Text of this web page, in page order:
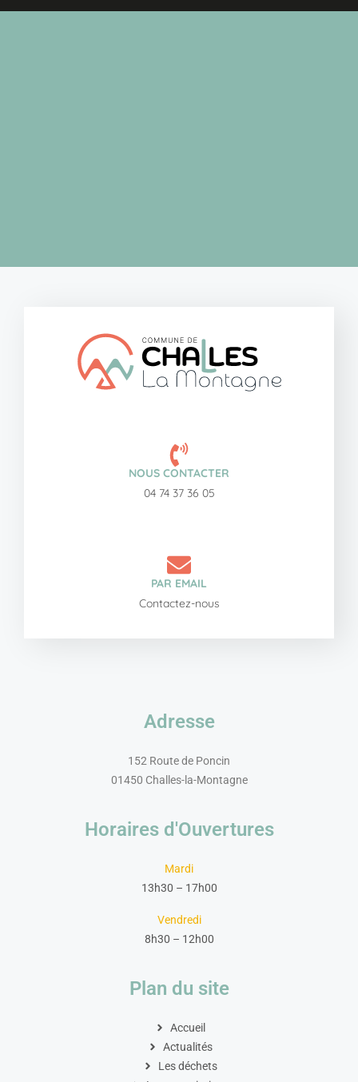
NOUS CONTACTER
04 74 37 36 05
PAR EMAIL
Contactez-nous
Adresse
152 Route de Poncin
01450 Challes-la-Montagne
Horaires d'Ouvertures
Mardi
13h30 – 17h00
Vendredi
8h30 – 12h00
Plan du site
Accueil
Actualités
Les déchets